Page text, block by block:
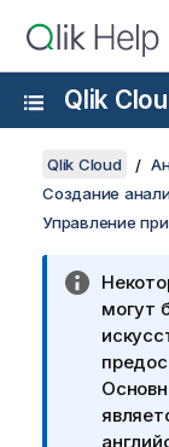
Qlik
Qlik Cloud
Создание
Управление
могут